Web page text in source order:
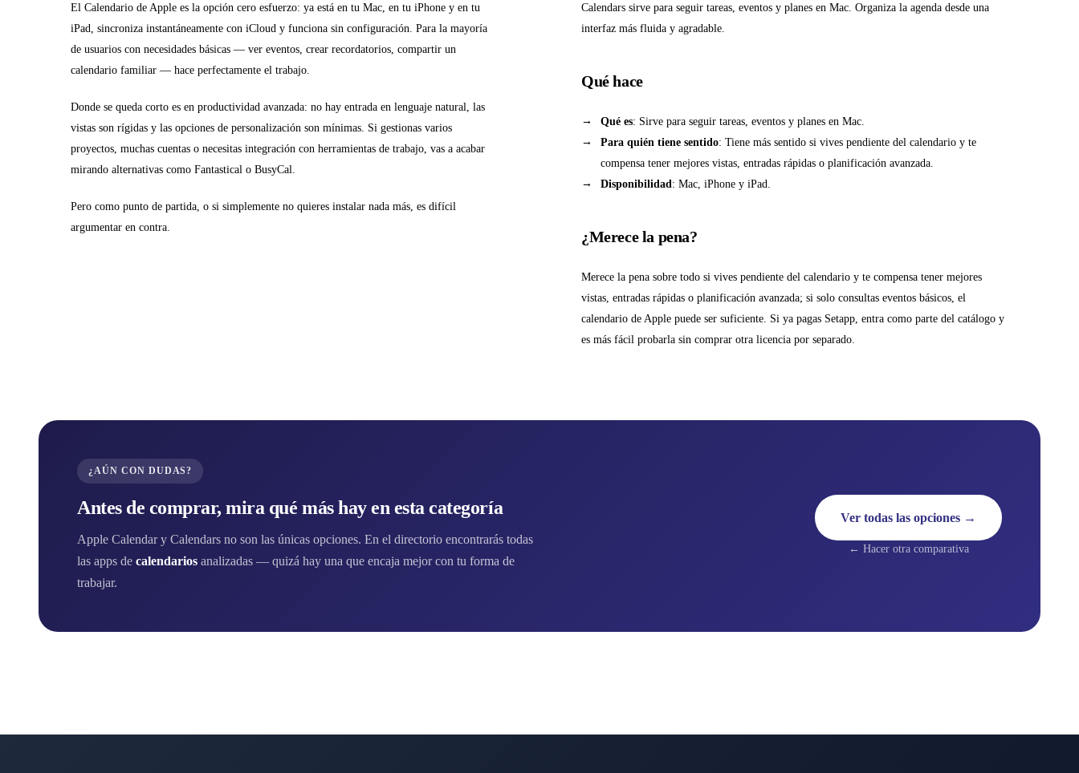
El Calendario de Apple es la opción cero esfuerzo: ya está en tu Mac, en tu iPhone y en tu
iPad, sincroniza instantáneamente con iCloud y funciona sin configuración. Para la mayoría
de usuarios con necesidades básicas — ver eventos, crear recordatorios, compartir un
calendario familiar — hace perfectamente el trabajo.
Donde se queda corto es en productividad avanzada: no hay entrada en lenguaje natural, las
vistas son rígidas y las opciones de personalización son mínimas. Si gestionas varios
proyectos, muchas cuentas o necesitas integración con herramientas de trabajo, vas a acabar
mirando alternativas como Fantastical o BusyCal.
Pero como punto de partida, o si simplemente no quieres instalar nada más, es difícil
argumentar en contra.
Calendars sirve para seguir tareas, eventos y planes en Mac. Organiza la agenda desde una
interfaz más fluida y agradable.
Qué hace
Qué es: Sirve para seguir tareas, eventos y planes en Mac.
Para quién tiene sentido: Tiene más sentido si vives pendiente del calendario y te
compensa tener mejores vistas, entradas rápidas o planificación avanzada.
Disponibilidad: Mac, iPhone y iPad.
¿Merece la pena?
Merece la pena sobre todo si vives pendiente del calendario y te compensa tener mejores
vistas, entradas rápidas o planificación avanzada; si solo consultas eventos básicos, el
calendario de Apple puede ser suficiente. Si ya pagas Setapp, entra como parte del catálogo y
es más fácil probarla sin comprar otra licencia por separado.
¿AÚN CON DUDAS?
Antes de comprar, mira qué más hay en esta categoría
Apple Calendar y Calendars no son las únicas opciones. En el directorio encontrarás todas
las apps de calendarios analizadas — quizá hay una que encaja mejor con tu forma de
trabajar.
Ver todas las opciones →
← Hacer otra comparativa